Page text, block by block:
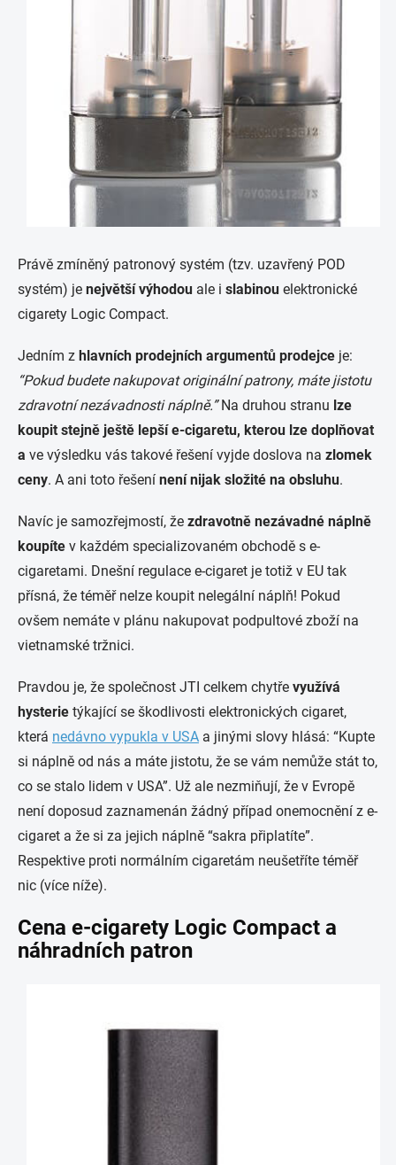
Právě zmíněný patronový systém (tzv. uzavřený POD
systém) je největší výhodou ale i slabinou elektronické
cigarety Logic Compact.
Jedním z hlavních prodejních argumentů prodejce je:
“Pokud budete nakupovat originální patrony, máte jistotu
zdravotní nezávadnosti náplně.”Na druhou stranu lze
koupit stejně ještě lepší e-cigaretu, kterou lze doplňovat
a ve výsledku vás takové řešení vyjde doslova na zlomek
ceny. A ani toto řešení není nijak složité na obsluhu.
Navíc je samozřejmostí, že zdravotně nezávadné náplně
koupíte v každém specializovaném obchodě s e-
cigaretami. Dnešní regulace e-cigaret je totiž v EU tak
přísná, že téměř nelze koupit nelegální náplň! Pokud
ovšem nemáte v plánu nakupovat podpultové zboží na
vietnamské tržnici.
Pravdou je, že společnost JTI celkem chytře využívá
hysterie týkající se škodlivosti elektronických cigaret,
která nedávno vypukla v USA a jinými slovy hlásá: “Kupte
si náplně od nás a máte jistotu, že se vám nemůže stát to,
co se stalo lidem v USA”. Už ale nezmiňují, že v Evropě
není doposud zaznamenán žádný případ onemocnění z e-
cigaret a že si za jejich náplně “sakra připlatíte”.
Respektive proti normálním cigaretám neušetříte téměř
nic (více níže).
Cena e-cigarety Logic Compact a
náhradních patron